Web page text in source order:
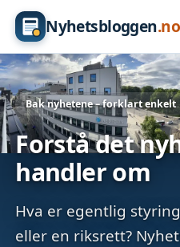
Nyhetsbloggen.no
Bak nyhetene – forklart enkelt
Forstå det
handler om
Hva er egentlig
eller en riksrett?